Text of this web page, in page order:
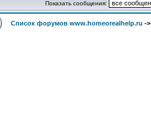
Показать сообщения:
Список форумов www.homeorealhelp.ru -